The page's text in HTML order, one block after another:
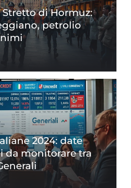
di Hormuz:
petrolio
2024: date
da monitorare tra